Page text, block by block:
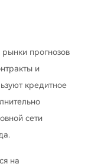
прогнозов
и
кредитное
сети
на